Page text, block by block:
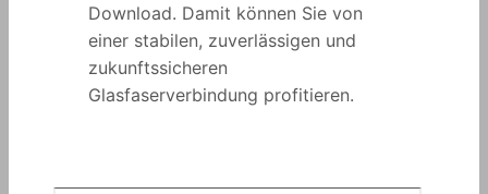
Download. Damit können Sie von
einer stabilen, zuverlässigen und
zukunftssicheren
Glasfaserverbindung profitieren.